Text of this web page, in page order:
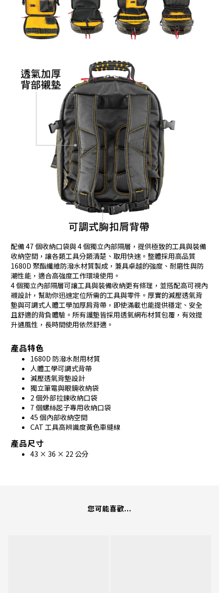
配備 47 個收納口袋與 4 個獨立內部隔層，提供極致的工具與裝備
收納空間，讓各類工具分類清楚、取用快速。整體採用高品質
1680D 聚酯纖維防潑水材質製成，兼具卓越的強度、耐磨性與防
潮性能，適合高強度工作環境使用。
4 個獨立內部隔層可讓工具與裝備收納更有條理，並搭配高可視內
襯設計 ，幫助你迅速定位所需的工具與零件。厚實的減壓透氣背
墊與可調式人體工學加厚肩背帶 ，即使滿載也能提供穩定、安全
且舒適的背負體驗。所有護墊皆採用透氣網布材質包覆，有效提
升通風性，長時間使用依然舒適。
產品特色
1680D 防潑水耐用材質
人體工學可調式背帶
減壓透氣背墊設計
獨立筆電與眼鏡收納袋
2 個外部拉鍊收納口袋
7 個螺絲起子專用收納口袋
45 個內部收納空間
CAT 工具高辨識度黃色車縫線
產品尺寸
43 × 36 × 22 公分
您可能喜歡...